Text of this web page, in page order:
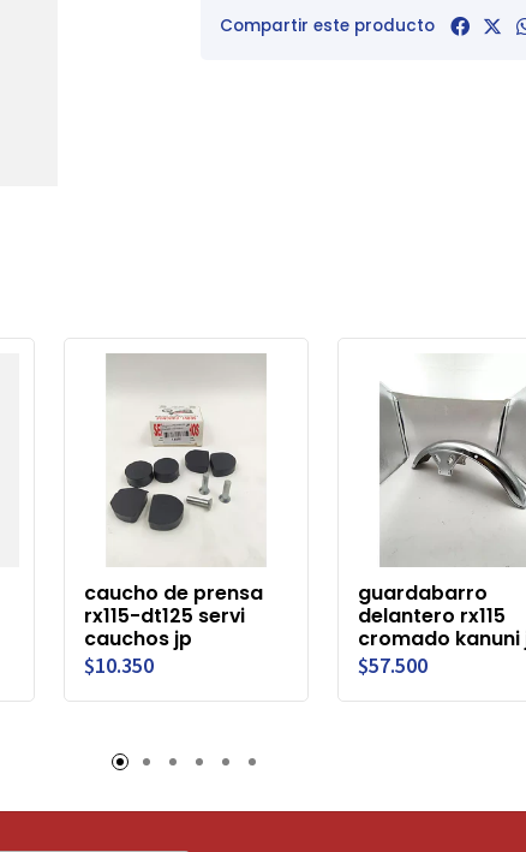
Compartir este producto
caucho de prensa
rx115-dt125 servi
cauchos jp
$10.350
guardabarro
delantero rx115
cromado kanuni
$57.500